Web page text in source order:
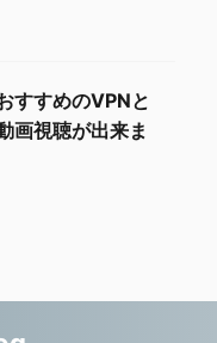
すすめのVPNと
画視聴が出来ま